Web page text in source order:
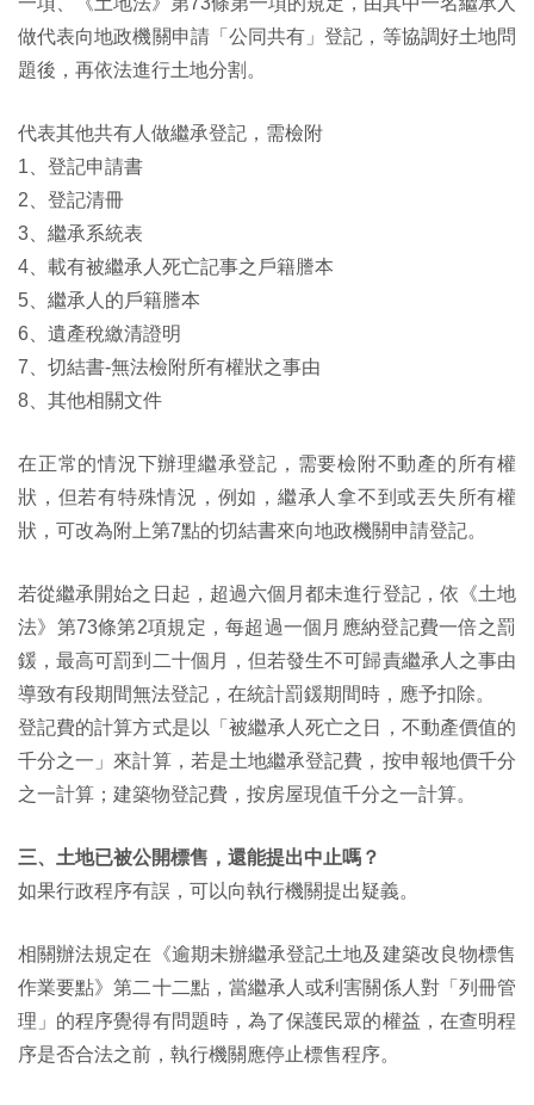
做代表向地政機關申請「公同共有」登記，等協調好土地問
題後，再依法進行土地分割。
代表其他共有人做繼承登記，需檢附
1、登記申請書
2、登記清冊
3、繼承系統表
4、載有被繼承人死亡記事之戶籍謄本
5、繼承人的戶籍謄本
6、遺產稅繳清證明
7、切結書-無法檢附所有權狀之事由
8、其他相關文件
在正常的情況下辦理繼承登記，需要檢附不動產的所有權
狀，但若有特殊情況，例如，繼承人拿不到或丟失所有權
狀，可改為附上第7點的切結書來向地政機關申請登記。
若從繼承開始之日起，超過六個月都未進行登記，依《土地
法》第73條第2項規定，每超過一個月應納登記費一倍之罰
鍰，最高可罰到二十個月，但若發生不可歸責繼承人之事由
導致有段期間無法登記，在統計罰鍰期間時，應予扣除。
登記費的計算方式是以「被繼承人死亡之日，不動產價值的
千分之一」來計算，若是土地繼承登記費，按申報地價千分
之一計算；建築物登記費，按房屋現值千分之一計算。
三、土地已被公開標售，還能提出中止嗎？
如果行政程序有誤，可以向執行機關提出疑義。
相關辦法規定在《逾期未辦繼承登記土地及建築改良物標售
作業要點》第二十二點，當繼承人或利害關係人對「列冊管
理」的程序覺得有問題時，為了保護民眾的權益，在查明程
序是否合法之前，執行機關應停止標售程序。